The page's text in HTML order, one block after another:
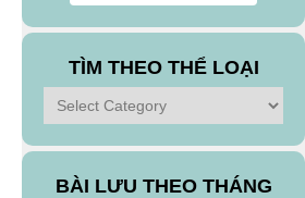
TÌM THEO THỂ LOẠI
Tìm
theo
Thể
Loại
BÀI LƯU THEO THÁNG